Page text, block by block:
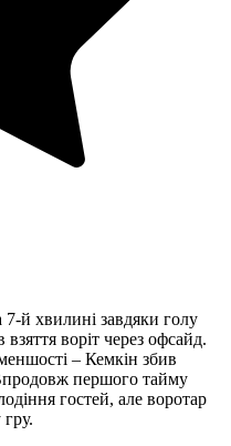
й хвилині завдяки голу
воріт через офсайд.
– Кемкін збив
першого тайму
гостей, але воротар